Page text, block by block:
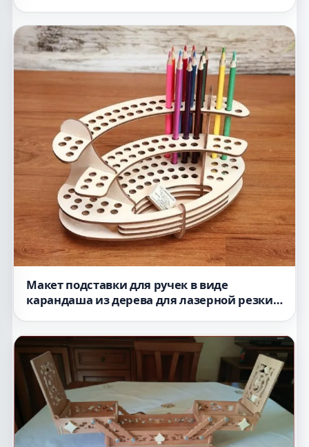
Макет подставки для ручек в виде
карандаша из дерева для лазерной резки